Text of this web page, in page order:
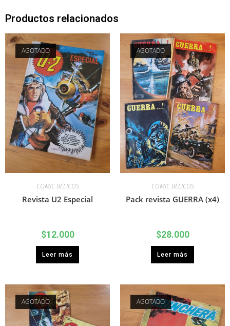
Productos relacionados
AGOTADO
COMIC BÉLICOS
Revista U2 Especial
$12.000
Leer más
AGOTADO
COMIC BÉLICOS
Pack revista GUERRA (x4)
$28.000
Leer más
AGOTADO AGOTADO